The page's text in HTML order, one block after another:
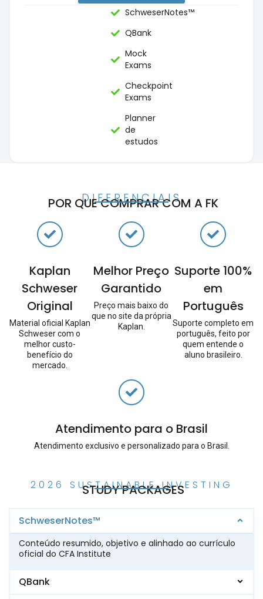
SchweserNotes™
QBank
Mock
Exams
Checkpoint
Exams
Planner
de
estudos
DIFERENCIAIS
POR QUE COMPRAR COM A FK
Kaplan
Schweser
Original
Material oficial Kaplan
Schweser com o
melhor custo-
benefício do
mercado.
Melhor Preço
Garantido
Preço mais baixo do
que no site da própria
Kaplan.
Suporte 100%
em
Português
Suporte completo em
português, feito por
quem entende o
aluno brasileiro.
Atendimento para o Brasil
Atendimento exclusivo e personalizado para o Brasil.
2026 SUSTAINABLE INVESTING
STUDY PACKAGES
SchweserNotes™
Conteúdo resumido, objetivo e alinhado ao currículo
oficial do CFA Institute
QBank